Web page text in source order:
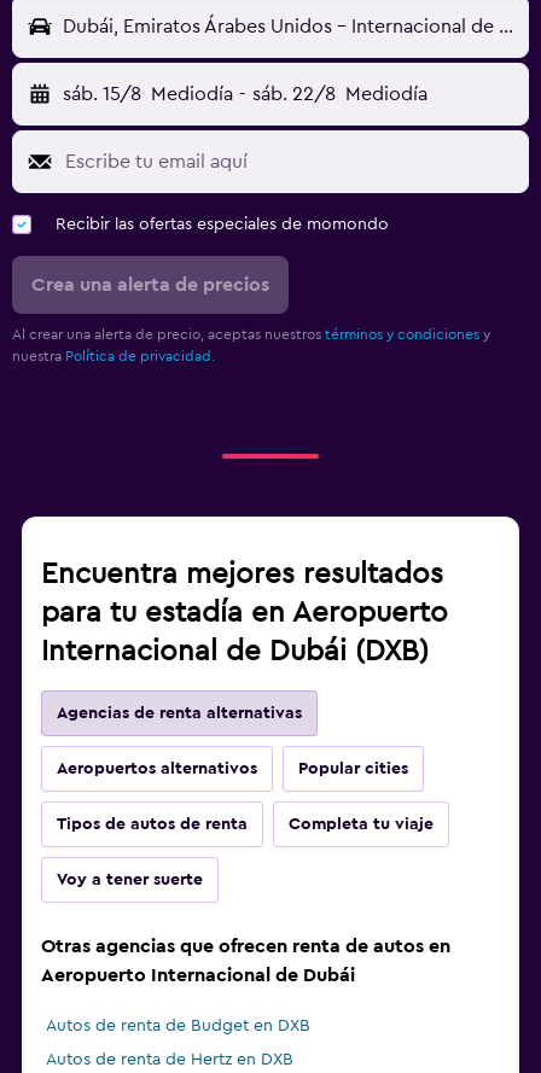
Dubái, Emiratos Árabes Unidos - Internacional de Dubái (DXB)
sáb. 15/8 Mediodía - sáb. 22/8 Mediodía
Recibir las ofertas especiales de momondo
Crea una alerta de precios
Al crear una alerta de precio, aceptas nuestros términos y condiciones y
nuestra Política de privacidad.
Encuentra mejores resultados
para tu estadía en Aeropuerto
Internacional de Dubái (DXB)
Agencias de renta alternativas
Aeropuertos alternativos Popular cities
Tipos de autos de renta Completa tu viaje
Voy a tener suerte
Otras agencias que ofrecen renta de autos en
Aeropuerto Internacional de Dubái
Autos de renta de Budget en DXB
Autos de renta de Hertz en DXB